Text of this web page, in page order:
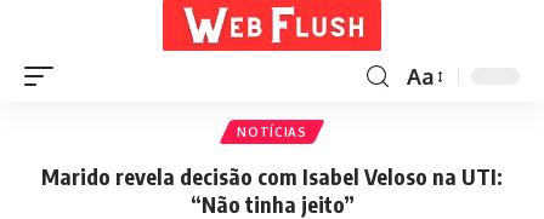
Aa
NOTÍCIAS
Marido revela decisão com Isabel Veloso na UTI:
“Não tinha jeito”